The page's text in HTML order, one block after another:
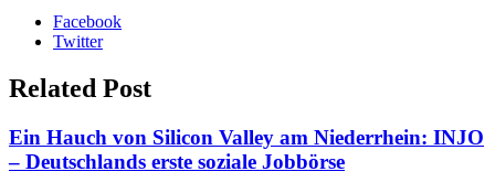
Facebook
Twitter
Related Post
Ein Hauch von Silicon Valley am Niederrhein: INJO
– Deutschlands erste soziale Jobbörse